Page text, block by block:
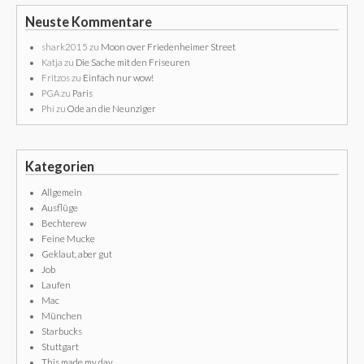
Neuste Kommentare
shark2015 zu Moon over Friedenheimer Street
Katja zu Die Sache mit den Friseuren
Fritzoszu Einfach nur wow!
PGAzu Paris
Phi zu Ode an die Neunziger
Kategorien
Allgemein
Ausflüge
Bechterew
Feine Mucke
Geklaut, aber gut
Job
Laufen
Mac
München
Starbucks
Stuttgart